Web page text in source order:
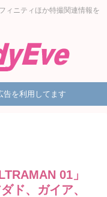
ィニティほか特撮関連情報を
告を利用してます
01」
ド、ガイア、